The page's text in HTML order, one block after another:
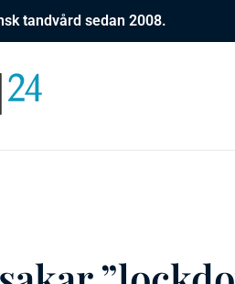
tandvård sedan 2008.